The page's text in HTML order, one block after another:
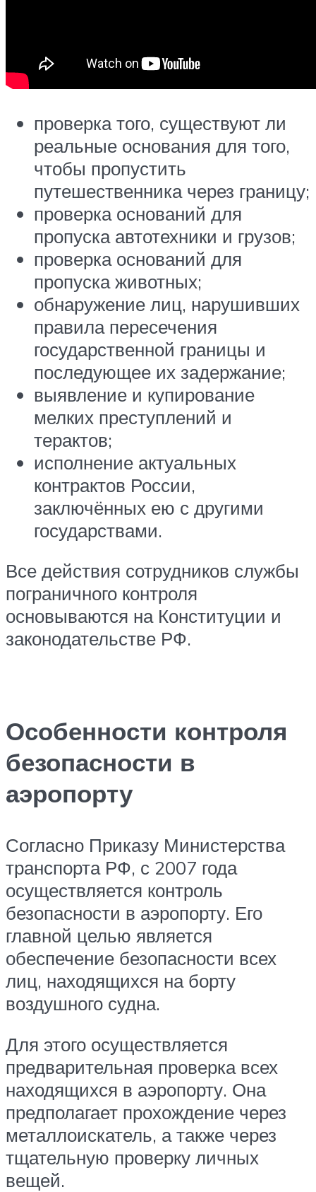
проверка того, существуют ли
реальные основания для того,
чтобы пропустить
путешественника через границу;
проверка оснований для
пропуска автотехники и грузов;
проверка оснований для
пропуска животных;
обнаружение лиц, нарушивших
правила пересечения
государственной границы и
последующее их задержание;
выявление и купирование
мелких преступлений и
терактов;
исполнение актуальных
контрактов России,
заключённых ею с другими
государствами.
Все действия сотрудников службы
пограничного контроля
основываются на Конституции и
законодательстве РФ.
Особенности контроля
безопасности в
аэропорту
Согласно Приказу Министерства
транспорта РФ, с 2007 года
осуществляется контроль
безопасности в аэропорту. Его
главной целью является
обеспечение безопасности всех
лиц, находящихся на борту
воздушного судна.
Для этого осуществляется
предварительная проверка всех
находящихся в аэропорту. Она
предполагает прохождение через
металлоискатель, а также через
тщательную проверку личных
вещей.